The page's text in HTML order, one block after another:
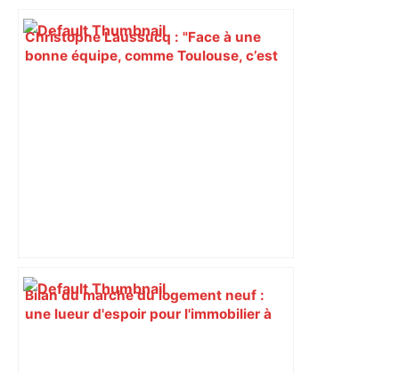
Christophe Laussucq : "Face à une
bonne équipe, comme Toulouse, c’est
Bilan du marché du logement neuf :
une lueur d'espoir pour l'immobilier à